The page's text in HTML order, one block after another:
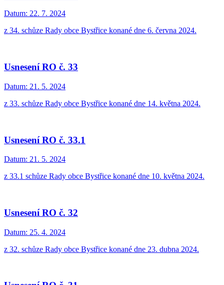
Datum: 22. 7. 2024
z 34. schůze Rady obce Bystřice konané dne 6. června 2024.
Usnesení RO č. 33
Datum: 21. 5. 2024
z 33. schůze Rady obce Bystřice konané dne 14. května 2024.
Usnesení RO č. 33.1
Datum: 21. 5. 2024
z 33.1 schůze Rady obce Bystřice konané dne 10. května 2024.
Usnesení RO č. 32
Datum: 25. 4. 2024
z 32. schůze Rady obce Bystřice konané dne 23. dubna 2024.